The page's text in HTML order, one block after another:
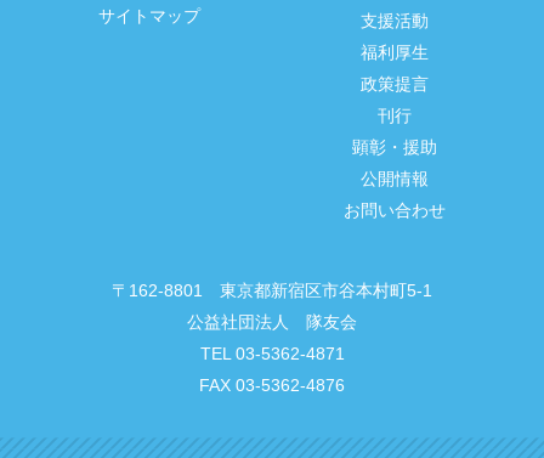
サイトマップ
支援活動
福利厚生
政策提言
刊行
顕彰・援助
公開情報
お問い合わせ
〒162-8801 東京都新宿区市谷本村町5-1
公益社団法人 隊友会
TEL 03-5362-4871
FAX 03-5362-4876